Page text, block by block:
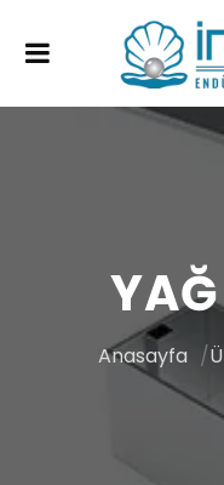
Anasayfa